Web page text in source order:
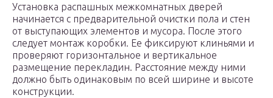
Установка распашных межкомнатных дверей
начинается с предварительной очистки пола и стен
от выступающих элементов и мусора. После этого
следует монтаж коробки. Ее фиксируют клиньями и
проверяют горизонтальное и вертикальное
размещение перекладин. Расстояние между ними
должно быть одинаковым по всей ширине и высоте
конструкции.